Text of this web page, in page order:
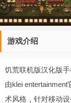
游戏介绍
饥荒联机版汉化版
由klei
术风格，针对移动